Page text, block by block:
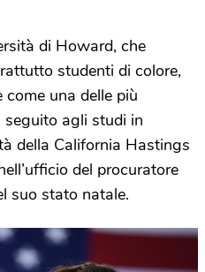
di Howard, che
studenti di colore,
come una delle più
agli studi in
della California Hastings
del procuratore
suo stato natale.